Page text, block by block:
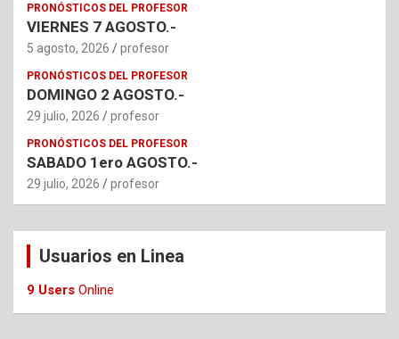
PRONÓSTICOS DEL PROFESOR
VIERNES 7 AGOSTO.-
5 agosto, 2026 profesor
PRONÓSTICOS DEL PROFESOR
DOMINGO 2 AGOSTO.-
29 julio, 2026 profesor
PRONÓSTICOS DEL PROFESOR
SABADO 1ero AGOSTO.-
29 julio, 2026 profesor
Usuarios en Linea
9 Users Online